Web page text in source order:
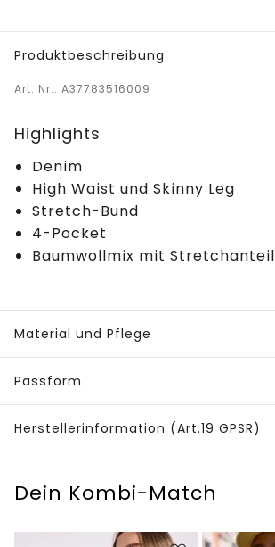
Produktbeschreibung
Art. Nr.: A37783516009
Highlights
Denim
High Waist und Skinny Leg
Stretch-Bund
4-Pocket
Baumwollmix mit Stretchanteil
Material und Pflege
Passform
Herstellerinformation (Art.19 GPSR)
Dein Kombi-Match